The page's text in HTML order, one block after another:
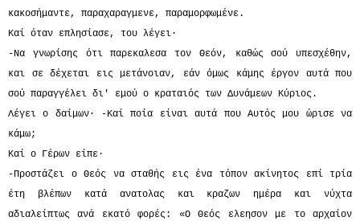
κακοσήμαντε, παραχαραγμενε, παραμορφωμένε.
Καί όταν επλησίασε, του λέγει·
-Να γνωρίσης ότι παρεκαλεσα τον Θεόν, καθώς σού υπεσχέθην,
και σε δέχεται εις μετάνοιαν, εάν όμως κάμης έργον αυτά που
σού παραγγέλει δι' εμού ο κραταιός των Δυνάμεων Κύριος.
Λέγει ο δαίμων· -Καί ποία είναι αυτά που Αυτός μου ώρισε να
κάμω;
Καί ο Γέρων είπε·
-Προστάζει ο Θεός να σταθής εις ένα τόπον ακίνητος επί τρία
έτη βλέπων κατά ανατολας και κραζων ημέρα και νύχτα
αδιαλείπτως ανά εκατό φορές: «Ο Θεός ελεησον με το αρχαίον